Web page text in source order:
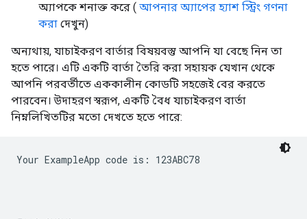
অ্যাপকে শনাক্ত করে ( আপনার অ্যাপের হ্যাশ স্ট্রিং গণনা
করা দেখুন)
অন্যথায়, যাচাইকরণ বার্তার বিষয়বস্তু আপনি যা বেছে নিন তা
হতে পারে। এটি একটি বার্তা তৈরি করা সহায়ক যেখান থেকে
আপনি পরবর্তীতে এককালীন কোডটি সহজেই বের করতে
পারবেন। উদাহরণ স্বরূপ, একটি বৈধ যাচাইকরণ বার্তা
নিম্নলিখিতটির মতো দেখতে হতে পারে:
Your ExampleApp code is: 123ABC78